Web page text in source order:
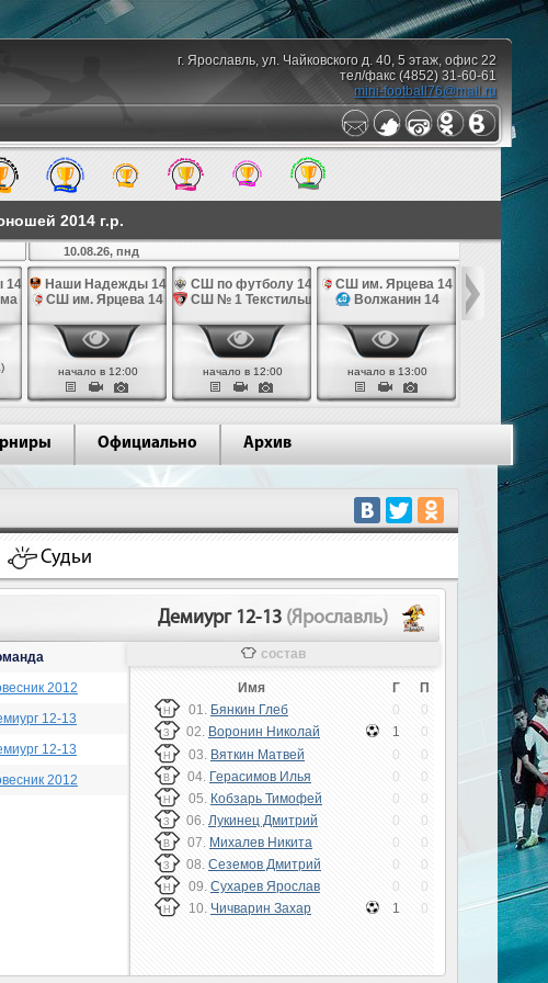
г. Ярославль, ул. Чайковского д. 40, 5 этаж, офис 22
тел/факс (4852) 31-60-61
mini-football76@mail.ru
2014 г.р.
14
14
10.08.26, пнд
Наши Надежды 14
СШ им. Ярцева 14
начало в 12:00
СШ по футболу 14
СШ № 1 Текстильщик 14
начало в 12:00
СШ им. Ярцева 14
Волжанин 14
начало в 13:00
Официально Архив
Судьи
Демиург 12-13 (Ярославль)
2012
12-13
12-13
2012
состав
Имя Г П
Н 01. Бянкин Глеб 0 0
З 02. Воронин Николай 1 0
Н 03. Вяткин Матвей 0 0
В 04. Герасимов Илья 0 0
Н 05. Кобзарь Тимофей 0 0
З 06. Лукинец Дмитрий 0 0
В 07. Михалев Никита 0 0
З 08. Сеземов Дмитрий 0 0
Н 09. Сухарев Ярослав 0 0
Н 10. Чичварин Захар 1 0